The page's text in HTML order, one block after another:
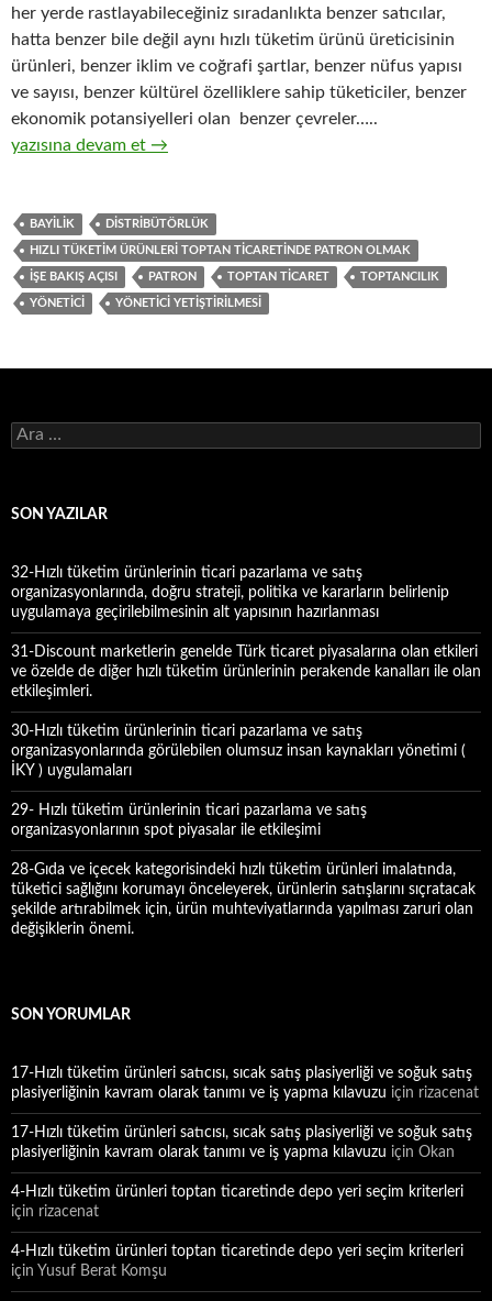
her yerde rastlayabileceğiniz sıradanlıkta benzer satıcılar,
hatta benzer bile değil aynı hızlı tüketim ürünü üreticisinin
ürünleri, benzer iklim ve coğrafi şartlar, benzer nüfus yapısı
ve sayısı, benzer kültürel özelliklere sahip tüketiciler, benzer
ekonomik potansiyelleri olan benzer çevreler…..
7-Hızlı tüketim ürünleri ( FMCG ) toptan ticaretinde patron
yazısına devam et →
BAYILIK DISTRIBÜTÖRLÜK
HIZLI TÜKETIM ÜRÜNLERI TOPTAN TICARETINDE PATRON OLMAK
IŞE BAKIŞ AÇISI PATRON TOPTAN TICARET TOPTANCILIK
YÖNETICI YÖNETICI YETIŞTIRILMESI
A
r
a
SON YAZILAR
32-Hızlı tüketim ürünlerinin ticari pazarlama ve satış
organizasyonlarında, doğru strateji, politika ve kararların belirlenip
uygulamaya geçirilebilmesinin alt yapısının hazırlanması
31-Discount marketlerin genelde Türk ticaret piyasalarına olan etkileri
ve özelde de diğer hızlı tüketim ürünlerinin perakende kanalları ile olan
etkileşimleri.
30-Hızlı tüketim ürünlerinin ticari pazarlama ve satış
organizasyonlarında görülebilen olumsuz insan kaynakları yönetimi (
İKY ) uygulamaları
29- Hızlı tüketim ürünlerinin ticari pazarlama ve satış
organizasyonlarının spot piyasalar ile etkileşimi
28-Gıda ve içecek kategorisindeki hızlı tüketim ürünleri imalatında,
tüketici sağlığını korumayı önceleyerek, ürünlerin satışlarını sıçratacak
şekilde artırabilmek için, ürün muhteviyatlarında yapılması zaruri olan
değişiklerin önemi.
SON YORUMLAR
17-Hızlı tüketim ürünleri satıcısı, sıcak satış plasiyerliği ve soğuk satış
plasiyerliğinin kavram olarak tanımı ve iş yapma kılavuzu için rizacenat
17-Hızlı tüketim ürünleri satıcısı, sıcak satış plasiyerliği ve soğuk satış
plasiyerliğinin kavram olarak tanımı ve iş yapma kılavuzu için Okan
4-Hızlı tüketim ürünleri toptan ticaretinde depo yeri seçim kriterleri
için rizacenat
4-Hızlı tüketim ürünleri toptan ticaretinde depo yeri seçim kriterleri
için Yusuf Berat Komşu